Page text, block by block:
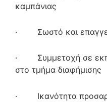
καμπάνιας
· Σωστό και
· Συμμετοχή σε
στο τμήμα διαφήμισης
· Ικανότητα